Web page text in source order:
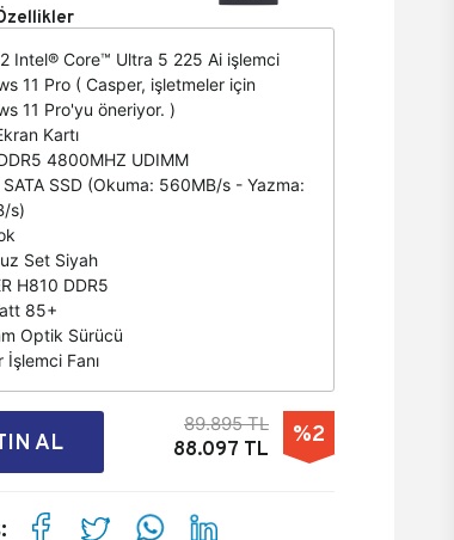
Intel® Core™ Ultra 5 225 Ai işlemci
11 Pro ( Casper, işletmeler için
11 Pro'yu öneriyor. )
Kartı
4800MHZ UDIMM
SATA SSD (Okuma: 560MB/s - Yazma:
s)
Set Siyah
H810 DDR5
85+
Optik Sürücü
İşlemci Fanı
AL
89.895 TL
88.097 TL
%2